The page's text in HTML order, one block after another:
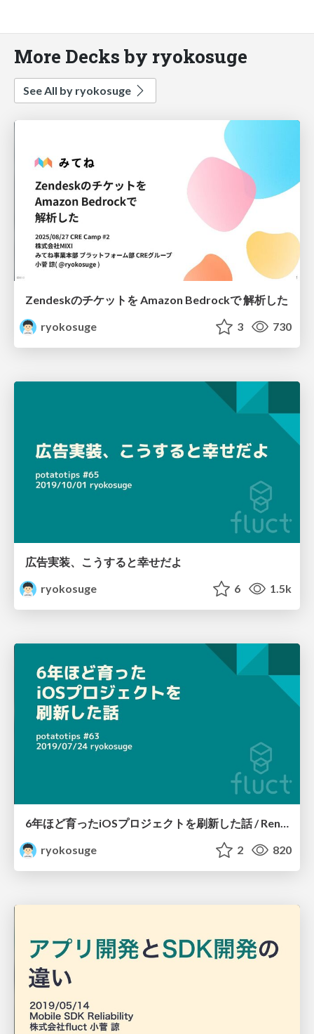
More Decks by ryokosuge
See All by ryokosuge
Zendeskのチケットを Amazon Bedrockで 解析した
ryokosuge
3 730
広告実装、こうすると幸せだよ
ryokosuge
6 1.5k
6年ほど育ったiOSプロジェクトを刷新した話 / Renewed iOS project that grew up for about 6 years
ryokosuge
2 820